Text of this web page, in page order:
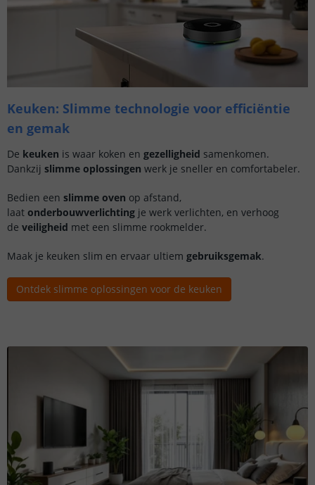
Keuken: Slimme technologie voor efficiëntie
en gemak
De keuken is waar koken en gezelligheid samenkomen.
Dankzij slimme oplossingen werk je sneller en comfortabeler.
Bedien een slimme oven op afstand,
laat onderbouwverlichting je werk verlichten, en verhoog
de veiligheid met een slimme rookmelder.
Maak je keuken slim en ervaar ultiem gebruiksgemak.
Ontdek slimme oplossingen voor de keuken